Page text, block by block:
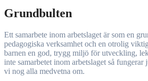
Grundbulten
Ett samarbete inom arbetslaget är som en
pedagogiska verksamhet och en otrolig
barnen en god, trygg miljö för utveckling,
inte samarbetet inom arbetslaget så fungerar
vi nog alla medvetna om.